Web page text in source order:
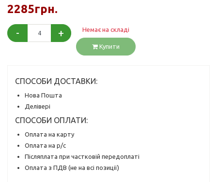
2285грн.
- + Немає на складі
Купити
СПОСОБИ ДОСТАВКИ:
Нова Пошта
Делівері
СПОСОБИ ОПЛАТИ:
Оплата на карту
Оплата на р/с
Післяплата при частковій передоплаті
Оплата з ПДВ (не на всі позиції)